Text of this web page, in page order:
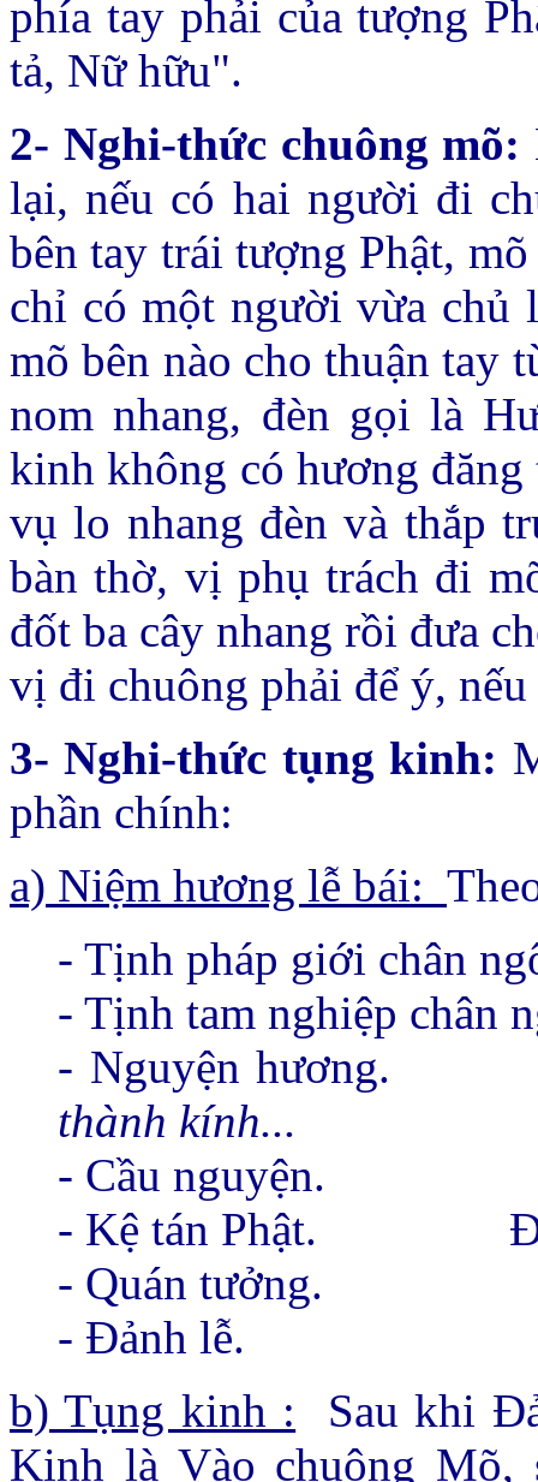
phía tay phải của tượng
tả, Nữ hữu".
2- Nghi-thức chuông mõ:
lại, nếu có hai người đi
bên tay trái tượng Phật,
chỉ có một người vừa chủ
mõ bên nào cho thuận tay
nom nhang, đèn gọi là
kinh không có hương
vụ lo nhang đèn và thắp
bàn thờ, vị phụ trách đi
đốt ba cây nhang rồi đưa
vị đi chuông phải để ý,
3- Nghi-thức tụng kinh:
phần chính:
a) Niệm hương lễ bái:
- Tịnh pháp giới chân
- Tịnh tam nghiệp chân
- Nguyện hương.
thành kính...
- Cầu nguyện.
- Kệ tán Phật.
- Quán tưởng.
- Ðảnh lễ.
b) Tụng kinh :
Sau khi
Kinh là Vào chuông Mõ,